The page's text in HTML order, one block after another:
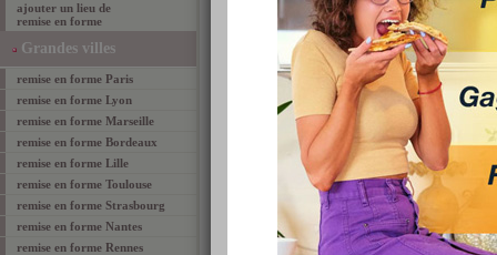
ajouter un lieu de
remise en forme
Grandes villes
remise en forme Paris
remise en forme Lyon
remise en forme Marseille
remise en forme Bordeaux
remise en forme Lille
remise en forme Toulouse
remise en forme Strasbourg
remise en forme Nantes
remise en forme Rennes
9 Rue Epée
69003